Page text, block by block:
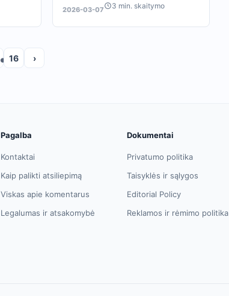
2026-03-07 3 min. skaitymo
16 ›
Pagalba
Kontaktai
Kaip palikti atsiliepimą
Viskas apie komentarus
Legalumas ir atsakomybė
Dokumentai
Privatumo politika
Taisyklės ir sąlygos
Editorial Policy
Reklamos ir rėmimo politika